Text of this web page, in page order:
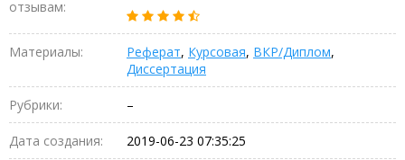
отзывам:
Материалы: Реферат, Курсовая, ВКР/Диплом,
Диссертация
Рубрики: –
Дата создания: 2019-06-23 07:35:25